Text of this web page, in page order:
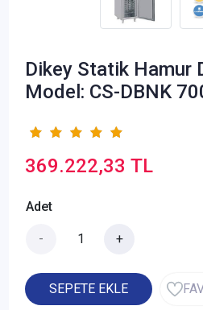
Dikey Statik Hamur
Model: CS-DBNK
369.222,33 TL
Adet
- +
SEPETE EKLE